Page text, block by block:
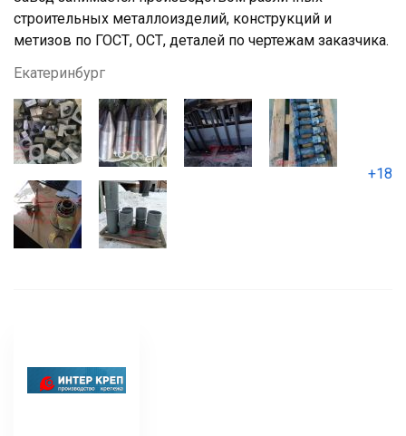
строительных металлоизделий, конструкций и
метизов по ГОСТ, ОСТ, деталей по чертежам заказчика.
Екатеринбург
+18